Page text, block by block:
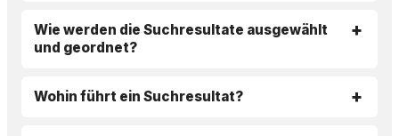
Wie werden die Suchresultate ausgewählt
und geordnet?
Wohin führt ein Suchresultat?